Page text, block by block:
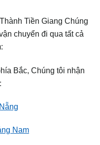
Tiền Giang Chúng
chuyển đi qua tất cả
Bắc, Chúng tôi nhận
Nam